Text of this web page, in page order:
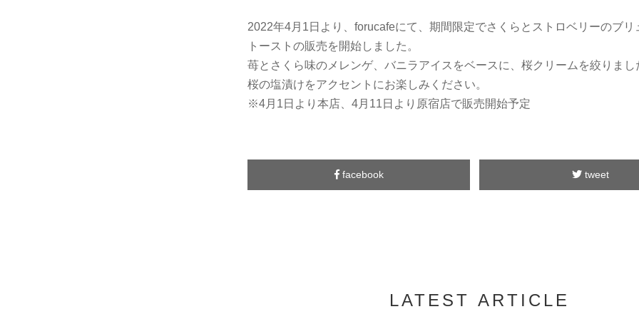
2022年4月1日より、forucafeにて、期間限定でさくらとストロベリーのブリ
トーストの販売を開始しました。
苺とさくら味のメレンゲ、バニラアイスをベースに、桜クリームを絞りまし
桜の塩漬けをアクセントにお楽しみください。
※4月1日より本店、4月11日より原宿店で販売開始予定
facebook tweet
LATEST ARTICLE